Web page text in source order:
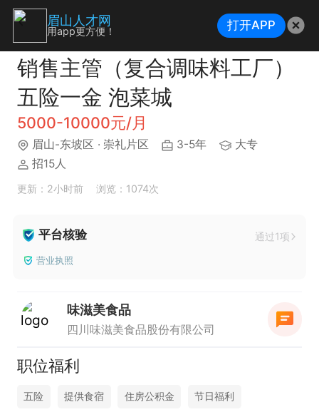
销售主管（复合调味料工厂）
五险一金 泡菜城
5000-10000元/月
眉山-东坡区 · 崇礼片区 3-5年
大专
招15人
更新：2小时前 浏览：1074次
平台核验 通过1项
营业执照
味滋美食品
四川味滋美食品股份有限公司
职位福利
五险 提供食宿 住房公积金 节日福利
眉山人才网
用app更方便！ 打开APP